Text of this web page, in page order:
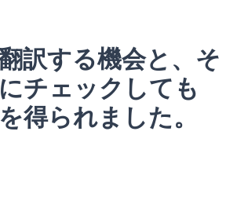
訳する機会と、そ
チェックしても
得られました。